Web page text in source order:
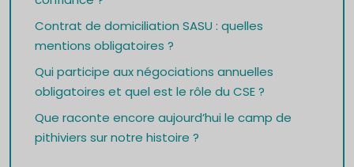
Contrat de domiciliation SASU : quelles
mentions obligatoires ?
Qui participe aux négociations annuelles
obligatoires et quel est le rôle du CSE ?
Que raconte encore aujourd’hui le camp de
pithiviers sur notre histoire ?